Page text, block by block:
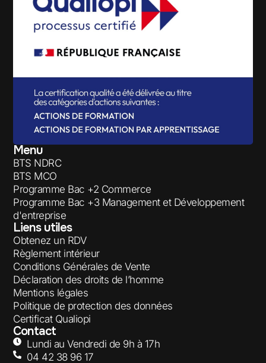
Menu
BTS NDRC
BTS MCO
Programme Bac +2 Commerce
Programme Bac +3 Management et Développement
d'entreprise
Liens utiles
Obtenez un RDV
Règlement intérieur
Conditions Générales de Vente
Déclaration des droits de l’homme
Mentions légales
Politique de protection des données
Certificat Qualiopi
Contact
Lundi au Vendredi de 9h à 17h
04 42 38 96 17